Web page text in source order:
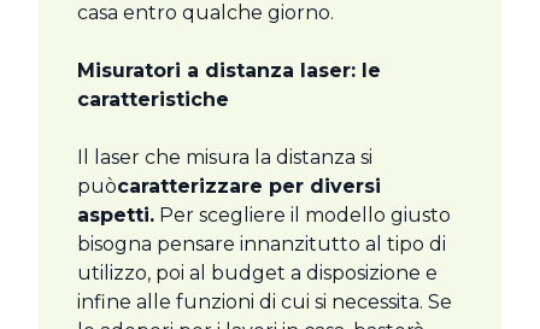
casa entro qualche giorno.
Misuratori a distanza laser: le
caratteristiche
Il laser che misura la distanza si
puòcaratterizzare per diversi
aspetti. Per scegliere il modello giusto
bisogna pensare innanzitutto al tipo di
utilizzo, poi al budget a disposizione e
infine alle funzioni di cui si necessita. Se